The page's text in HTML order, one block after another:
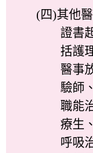
(四)其他
證書
括護
醫事
驗師
職能
療生
呼吸